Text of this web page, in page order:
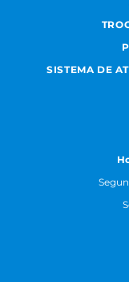
SISTEMA DE